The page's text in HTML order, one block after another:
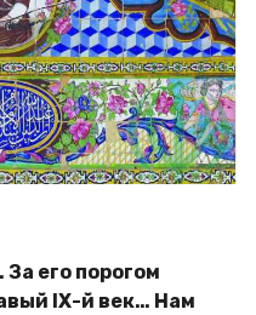
его порогом
IХ-й век… Нам